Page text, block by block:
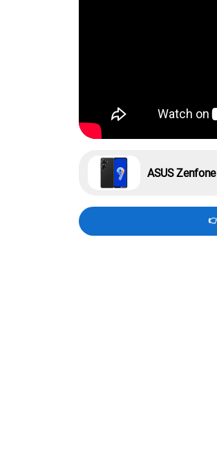
ASUS